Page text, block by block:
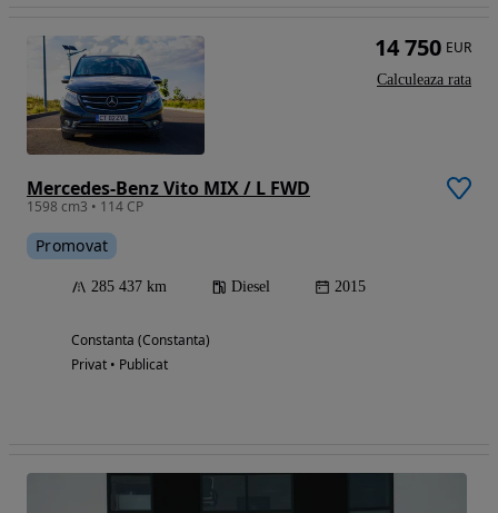
Mercedes-Benz Vito MIX / L FWD
1598 cm3 • 114 CP
Promovat
285 437 km Diesel 2015
Constanta (Constanta)
Privat • Publicat
14 750 EUR
Calculeaza rata